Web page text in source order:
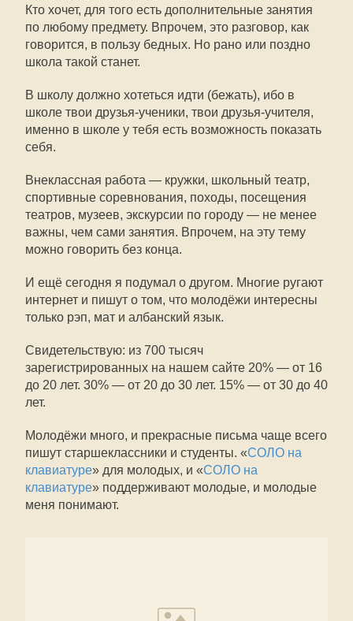
Кто хочет, для того есть дополнительные занятия
по любому предмету. Впрочем, это разговор, как
говорится, в пользу бедных. Но рано или поздно
школа такой станет.
В школу должно хотеться идти (бежать), ибо в
школе твои друзья-ученики, твои друзья-учителя,
именно в школе у тебя есть возможность показать
себя.
Внеклассная работа — кружки, школьный театр,
спортивные соревнования, походы, посещения
театров, музеев, экскурсии по городу — не менее
важны, чем сами занятия. Впрочем, на эту тему
можно говорить без конца.
И ещё сегодня я подумал о другом. Многие ругают
интернет и пишут о том, что молодёжи интересны
только рэп, мат и албанский язык.
Свидетельствую: из 700 тысяч
зарегистрированных на нашем сайте 20% — от 16
до 20 лет. 30% — от 20 до 30 лет. 15% — от 30 до 40
лет.
Молодёжи много, и прекрасные письма чаще всего
пишут старшеклассники и студенты. «СОЛО на
клавиатуре» для молодых, и «СОЛО на
клавиатуре» поддерживают молодые, и молодые
меня понимают.